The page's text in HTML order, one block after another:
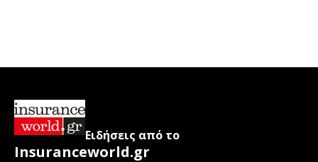
Ειδήσεις από το
Insuranceworld.gr